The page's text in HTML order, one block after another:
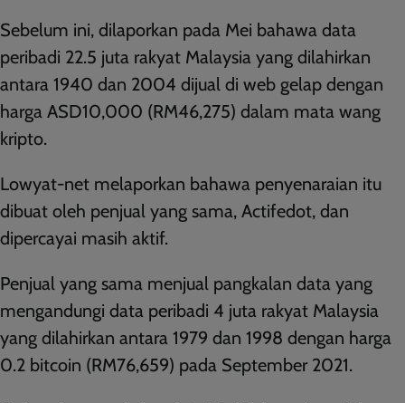
Sebelum ini, dilaporkan pada Mei bahawa data
peribadi 22.5 juta rakyat Malaysia yang dilahirkan
antara 1940 dan 2004 dijual di web gelap dengan
harga ASD10,000 (RM46,275) dalam mata wang
kripto.
Lowyat-net melaporkan bahawa penyenaraian itu
dibuat oleh penjual yang sama, Actifedot, dan
dipercayai masih aktif.
Penjual yang sama menjual pangkalan data yang
mengandungi data peribadi 4 juta rakyat Malaysia
yang dilahirkan antara 1979 dan 1998 dengan harga
0.2 bitcoin (RM76,659) pada September 2021.